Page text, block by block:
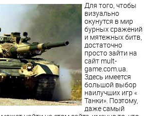
Для того, чтобы
визуально
окунутся в мир
бурных сражений
и мятежных битв,
достаточно
просто зайти на
сайт mult-
game.com.ua.
Здесь имеется
большой выбор
наилучших игр «
Танки». Поэтому,
даже самый